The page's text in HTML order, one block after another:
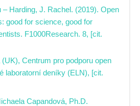
– Harding, J. Rachel. (2019). Open
good for science, good for
F1000Research. 8, [cit.
Centrum pro podporu open
laboratorní deníky (ELN), [cit.
Capandová, Ph.D.